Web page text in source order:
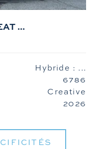
...
Hybride : ...
6786
Creative
2026